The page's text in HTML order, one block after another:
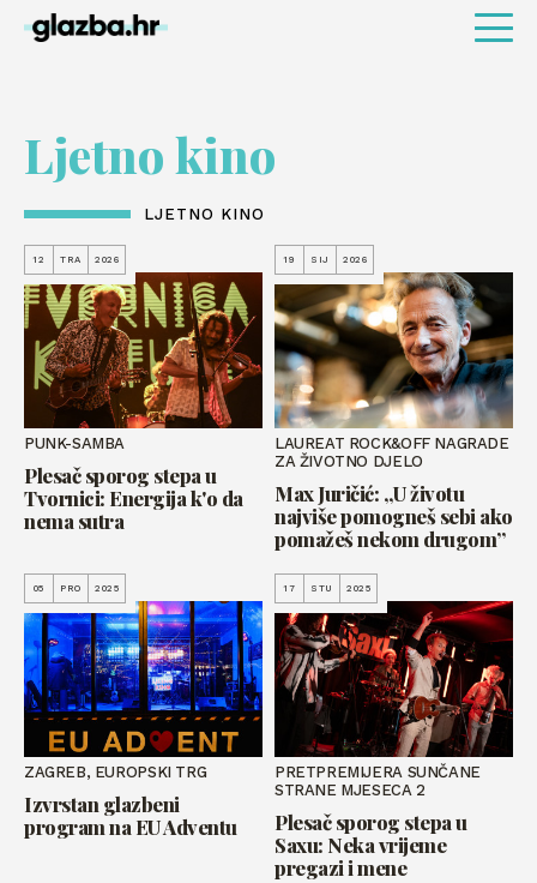
Ljetno kino
LJETNO KINO
12 TRA 2026
PUNK-SAMBA
Plesač sporog stepa u
Tvornici: Energija k'o da
nema sutra
19 SIJ 2026
LAUREAT ROCK&OFF NAGRADE
ZA ŽIVOTNO DJELO
Max Juričić: „U životu
najviše pomogneš sebi ako
pomažeš nekom drugom”
05 PRO 2025
ZAGREB, EUROPSKI TRG
Izvrstan glazbeni
program na EU Adventu
17 STU 2025
PRETPREMIJERA SUNČANE
STRANE MJESECA 2
Plesač sporog stepa u
Saxu: Neka vrijeme
pregazi i mene